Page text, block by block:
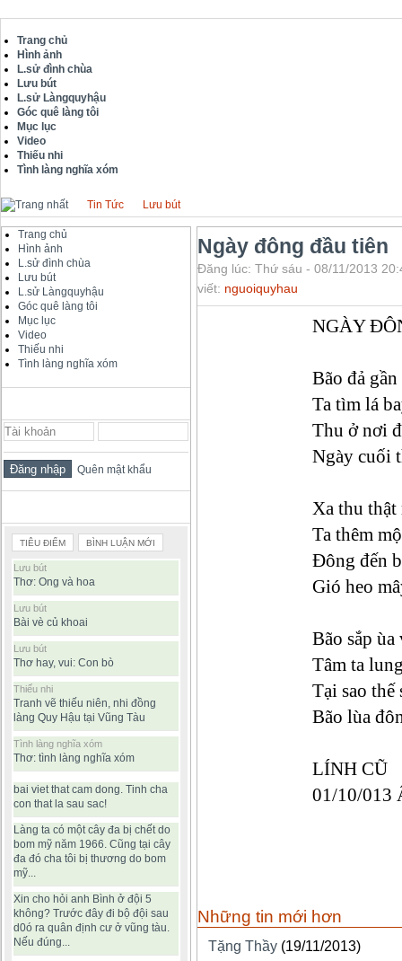
Trang chủ
Hình ảnh
L.sử đình chùa
Lưu bút
L.sử Làngquyhậu
Góc quê làng tôi
Mục lục
Video
Thiếu nhi
Tình làng nghĩa xóm
Tin Tức Lưu bút
Trang chủ
Hình ảnh
L.sử đình chùa
Lưu bút
L.sử Làngquyhậu
Góc quê làng tôi
Mục lục
Video
Thiếu nhi
Tình làng nghĩa xóm
Quên mật khẩu
TIÊU ĐIỂM BÌNH LUẬN MỚI
Lưu bút
Thơ: Ong và hoa
Lưu bút
Bài vè củ khoai
Lưu bút
Thơ hay, vui: Con bò
Thiếu nhi
Tranh vẽ thiếu niên, nhi đồng
làng Quy Hậu tại Vũng Tàu
Tình làng nghĩa xóm
Thơ: tình làng nghĩa xóm
bai viet that cam dong. Tinh cha
con that la sau sac!
Làng ta có một cây đa bị chết do
bom mỹ năm 1966. Cũng tại cây
đa đó cha tôi bị thương do bom
mỹ...
Xin cho hỏi anh Bình ở đội 5
không? Trước đây đi bộ đội sau
d0ó ra quân định cư ở vũng tàu.
Nếu đúng...
Ngày đông đầu tiên
Đăng lúc: Thứ sáu - 08/11/2013
viết: nguoiquyhau
NGÀY
Bão đả
Ta tìm lá
Thu ở nơi
Ngày cuối
Xa thu
Ta thêm
Đông đến
Gió heo
Bão sắp
Tâm ta
Tại sao
Bão lùa
LÍNH CŨ
01/10/013
Những tin mới hơn
Tặng Thầy (19/11/2013)